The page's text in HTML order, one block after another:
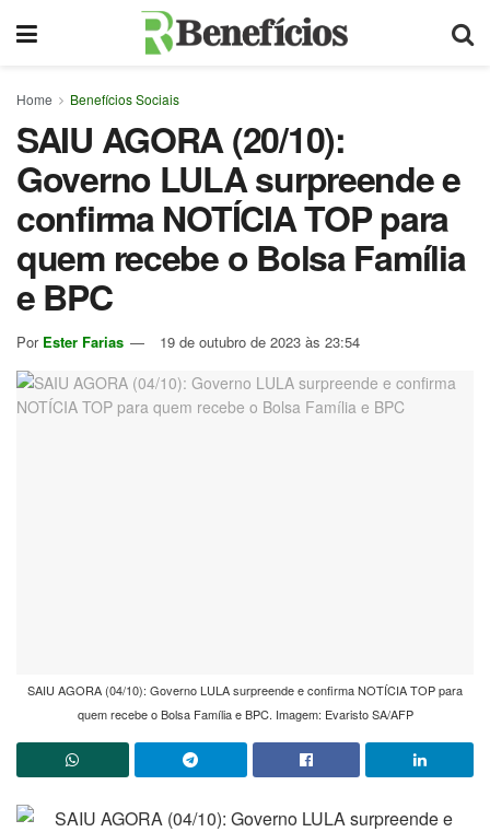
Home Benefícios Sociais
SAIU AGORA (20/10):
Governo LULA surpreende e
confirma NOTÍCIA TOP para
quem recebe o Bolsa Família
e BPC
Por Ester Farias 19 de outubro de 2023 às 23:54
SAIU AGORA (04/10): Governo LULA surpreende e confirma NOTÍCIA TOP para
quem recebe o Bolsa Família e BPC. Imagem: Evaristo SA/AFP